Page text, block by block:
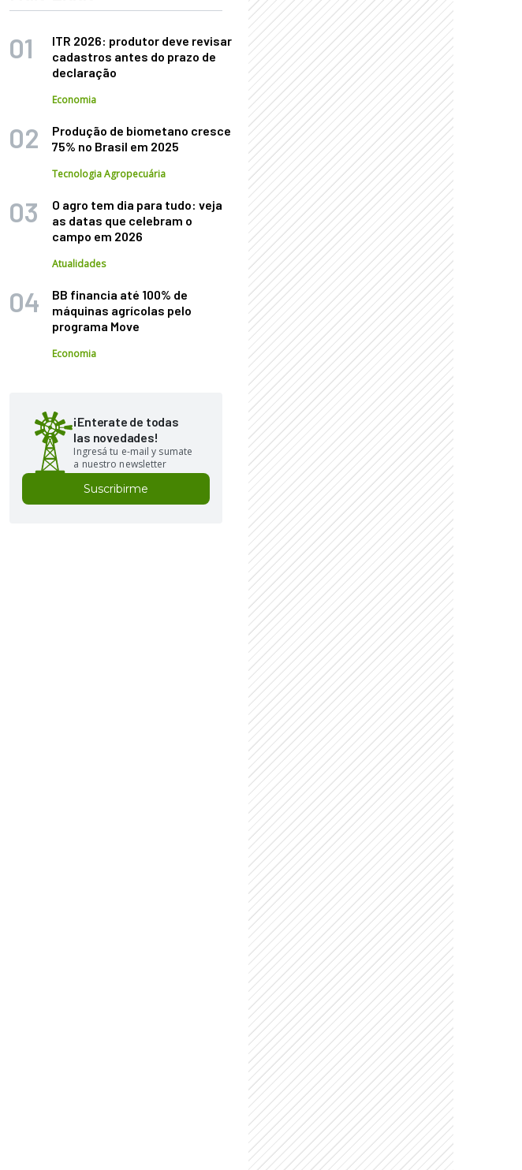
ITR 2026: produtor deve revisar
cadastros antes do prazo de
declaração
Economia
Produção de biometano cresce
75% no Brasil em 2025
Tecnologia Agropecuária
O agro tem dia para tudo: veja
as datas que celebram o
campo em 2026
Atualidades
BB financia até 100% de
máquinas agrícolas pelo
programa Move
Economia
¡Enterate de todas
las novedades!
Ingresá tu e-mail y sumate
a nuestro newsletter
Suscribirme